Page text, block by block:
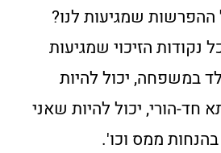
ההפרשות שמגיעות לנו?
נקודות הזיכוי שמגיעות
במשפחה, יכול להיות
חד-הורי, יכול להיות שאני
ממס וכו'.